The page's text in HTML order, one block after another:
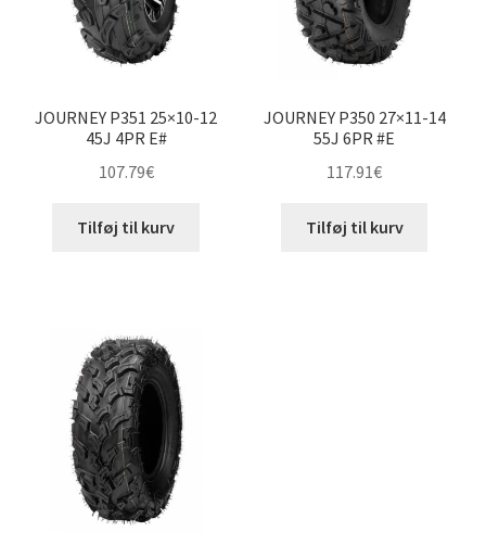
JOURNEY P351 25×10-12
45J 4PR E#
107.79€
Tilføj til kurv
JOURNEY P350 27×11-14
55J 6PR #E
117.91€
Tilføj til kurv